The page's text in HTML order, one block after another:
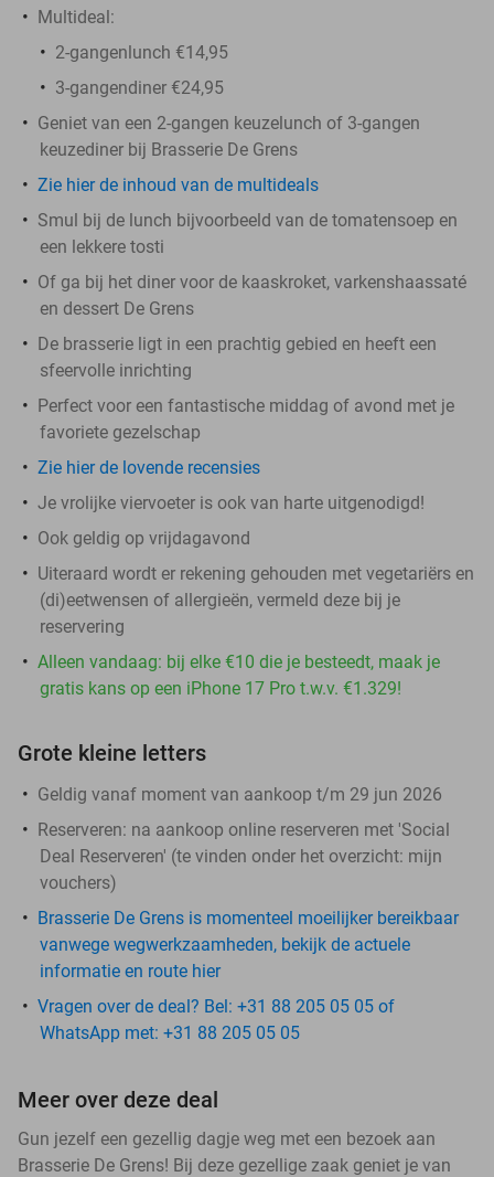
Multideal:
2-gangenlunch €14,95
3-gangendiner €24,95
Geniet van een 2-gangen keuzelunch of 3-gangen
keuzediner bij Brasserie De Grens
Zie hier de inhoud van de multideals
Smul bij de lunch bijvoorbeeld van de tomatensoep en
een lekkere tosti
Of ga bij het diner voor de kaaskroket, varkenshaassaté
en dessert De Grens
De brasserie ligt in een prachtig gebied en heeft een
sfeervolle inrichting
Perfect voor een fantastische middag of avond met je
favoriete gezelschap
Zie hier de lovende recensies
Je vrolijke viervoeter is ook van harte uitgenodigd!
Ook geldig op vrijdagavond
Uiteraard wordt er rekening gehouden met vegetariërs en
(di)eetwensen of allergieën, vermeld deze bij je
reservering
Alleen vandaag: bij elke €10 die je besteedt, maak je
gratis kans op een iPhone 17 Pro t.w.v. €1.329!
Grote kleine letters
Geldig vanaf moment van aankoop t/m 29 jun 2026
Reserveren: na aankoop online reserveren met 'Social
Deal Reserveren' (te vinden onder het overzicht: mijn
vouchers)
Brasserie De Grens is momenteel moeilijker bereikbaar
vanwege wegwerkzaamheden, bekijk de actuele
informatie en route hier
Vragen over de deal? Bel: +31 88 205 05 05 of
WhatsApp met: +31 88 205 05 05
Meer over deze deal
Gun jezelf een gezellig dagje weg met een bezoek aan
Brasserie De Grens! Bij deze gezellige zaak geniet je van